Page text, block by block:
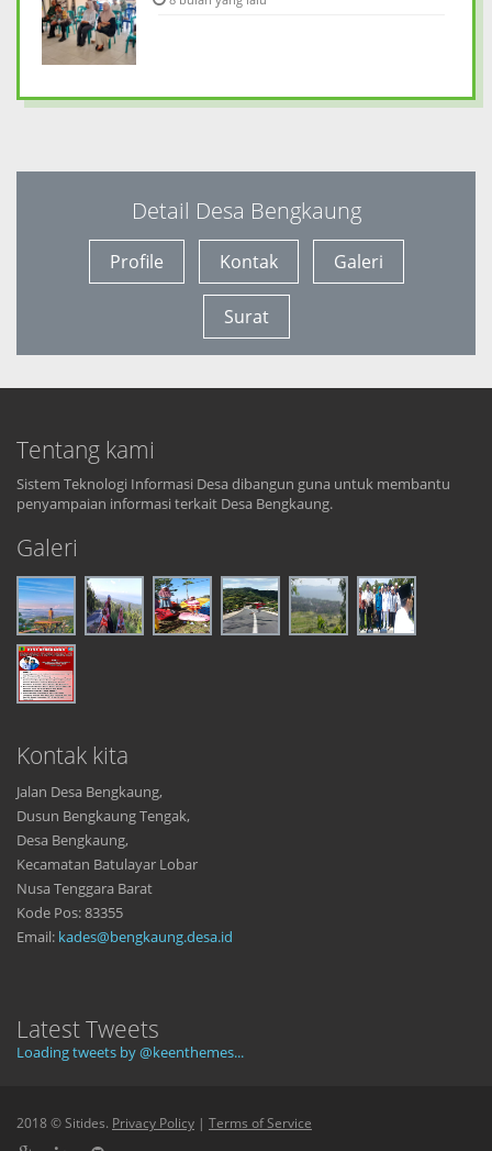
Detail Desa Bengkaung
Profile Kontak Galeri
Surat
Tentang kami
Sistem Teknologi Informasi Desa dibangun guna untuk membantu
penyampaian informasi terkait Desa Bengkaung.
Galeri
Kontak kita
Jalan Desa Bengkaung,
Dusun Bengkaung Tengak,
Desa Bengkaung,
Kecamatan Batulayar Lobar
Nusa Tenggara Barat
Kode Pos: 83355
Email: kades@bengkaung.desa.id
Latest Tweets
Loading tweets by @keenthemes...
2018 © Sitides. Privacy Policy | Terms of Service